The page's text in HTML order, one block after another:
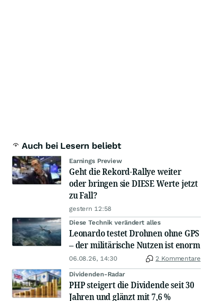
Auch bei Lesern beliebt
Earnings Preview
Geht die Rekord-Rallye weiter
oder bringen sie DIESE Werte jetzt
zu Fall?
gestern 12:58
Diese Technik verändert alles
Leonardo testet Drohnen ohne GPS
– der militärische Nutzen ist enorm
06.08.26, 14:30 2 Kommentare
Dividenden-Radar
PHP steigert die Dividende seit 30
Jahren und glänzt mit 7,6 %